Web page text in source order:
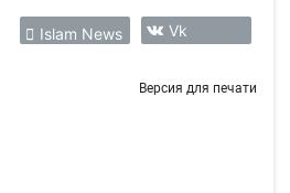
Islam News Vk
Версия для печати